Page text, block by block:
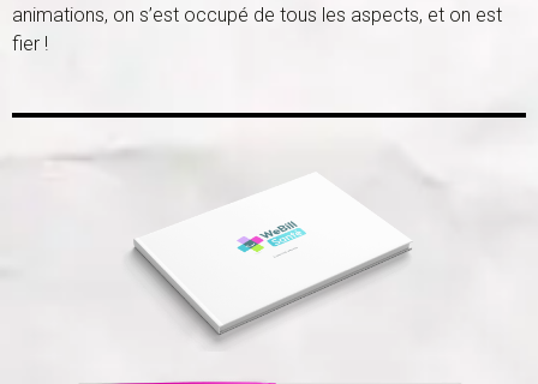
animations, on s’est occupé de tous les aspects, et on est
fier !